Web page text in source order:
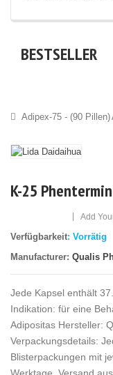
BESTSELLER
Adipex-75 - (90 Pillen)
K-25
Add
Verfügbarkeit: Vorrätig
Manufacturer: Qualis
Jede Kapsel enthält
Indikation: für eine
Adipositas Hersteller:
Verpackungsdetails:
Blisterpackungen mit